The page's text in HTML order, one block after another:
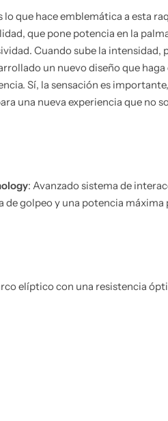
que hace emblemática a esta
que pone potencia en la
Cuando sube la
un nuevo diseño que
Sí, la sensación es
una nueva experiencia que no
: Avanzado sistema de
golpeo y una potencia
elíptico con una resistencia